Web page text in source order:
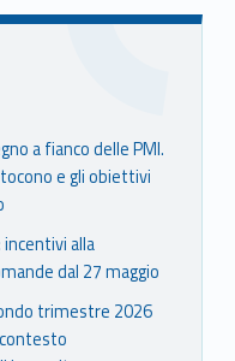
ube
Ven
eto
edin
Ven
eto
a fianco delle PMI.
e gli obiettivi
alla
dal 27 maggio
trimestre 2026